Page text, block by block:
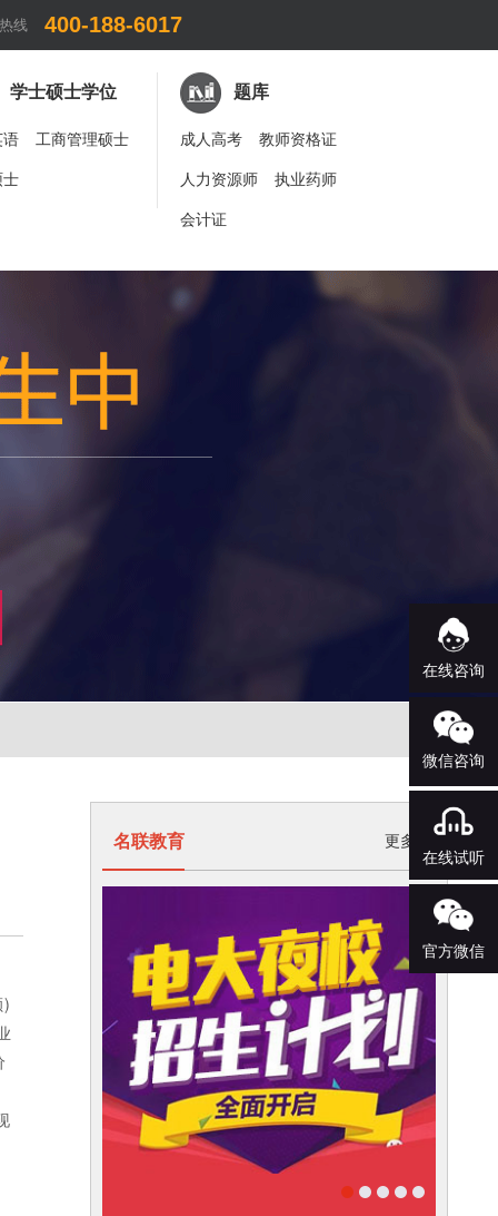
线 400-188-6017
学士硕士学位
语 工商管理硕士
士
题库
成人高考 教师资格证
人力资源师 执业药师
会计证
名联教育 更多>
在线咨询
微信咨询
在线试听
官方微信